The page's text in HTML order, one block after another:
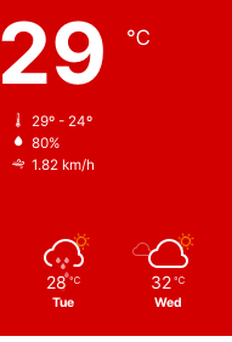
29 ℃
29º - 24º
80%
1.82 km/h
28 ℃
Tue
32 ℃
Wed